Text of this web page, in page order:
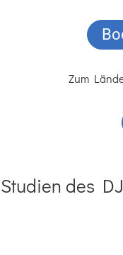
Zum
Studien des